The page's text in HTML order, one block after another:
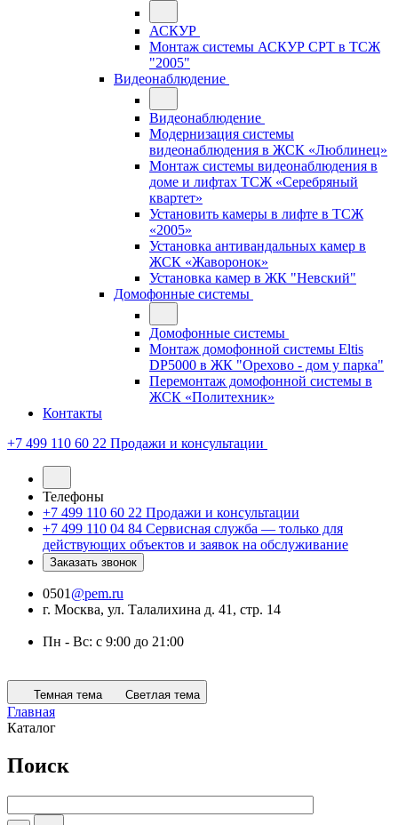
АСКУР
Монтаж системы АСКУР СРТ в ТСЖ
"2005"
Видеонаблюдение
Видеонаблюдение
Модернизация системы
видеонаблюдения в ЖСК «Люблинец»
Монтаж системы видеонаблюдения в
доме и лифтах ТСЖ «Серебряный
квартет»
Установить камеры в лифте в ТСЖ
«2005»
Установка антивандальных камер в
ЖСК «Жаворонок»
Установка камер в ЖК "Невский"
Домофонные системы
Домофонные системы
Монтаж домофонной системы Eltis
DP5000 в ЖК "Орехово - дом у парка"
Перемонтаж домофонной системы в
ЖСК «Политехник»
Контакты
+7 499 110 60 22 Продажи и консультации
Телефоны
+7 499 110 60 22 Продажи и консультации
+7 499 110 04 84 Сервисная служба — только для
действующих объектов и заявок на обслуживание
Заказать звонок
0501 @pem.ru
г. Москва, ул. Талалихина д. 41, стр. 14
Пн - Вс: с 9:00 до 21:00
Темная тема Светлая тема
Главная
Каталог
Поиск